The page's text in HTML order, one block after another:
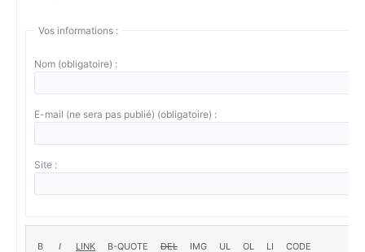
Vos informations :
Nom (obligatoire) :
E-mail (ne sera pas publié) (obligatoire) :
Site :